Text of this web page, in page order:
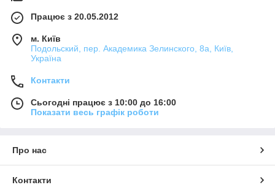
Працює з 20.05.2012
м. Київ
Подольский, пер. Академика Зелинского, 8а, Київ,
Україна
Контакти
Сьогодні працює з 10:00 до 16:00
Показати весь графік роботи
Про нас
Контакти